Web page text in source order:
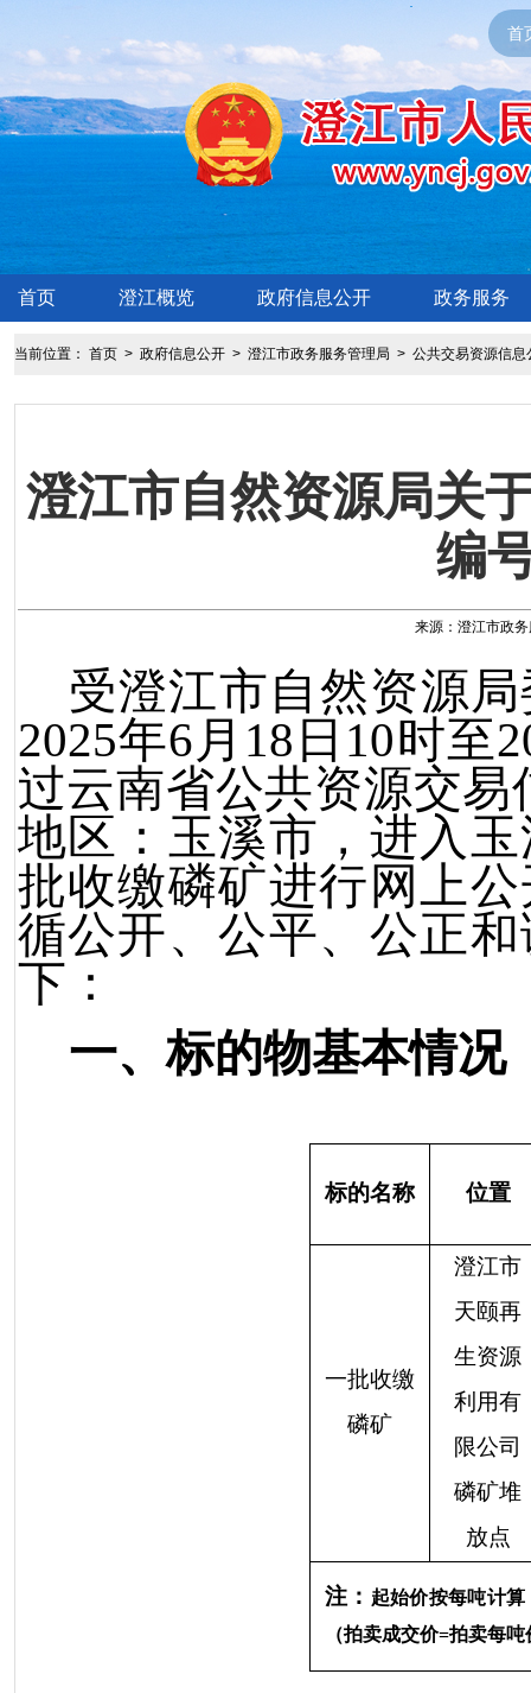
首
首页 澄江概览 政府信息公开 政务服务
当前位置： 首页> 政府信息公开> 澄江市政务服务管理局 > 公共交易资源信息
澄江市自然资源局关
编
来源：澄江市政
受澄江市自然资源
2025年6月 18 日 10时至
过云南省公共资源交易
地区：玉溪市，进入
批收缴磷矿进行网上
循公开、公平、公正
下：
一、标的物基本情况
标的名称 位置
一批收缴
磷矿
澄江市
天颐再
生资源
利用有
限公司
磷矿堆
放点
注： 起始价按每吨计
（拍卖成交价=拍卖每吨